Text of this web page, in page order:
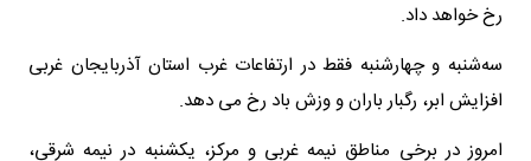
رخ خواهد داد.
سه‌شنبه و چهارشنبه فقط در ارتفاعات غرب استان آذربایجان غربی
افزایش ابر، رگبار باران و وزش باد رخ می دهد.
امروز در برخی مناطق نیمه غربی و مرکز، یکشنبه در نیمه شرقی،